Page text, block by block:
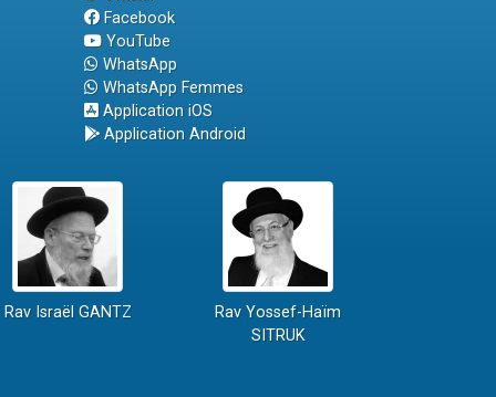
Facebook
YouTube
WhatsApp
WhatsApp Femmes
Application iOS
Application Android
Rav Israël GANTZ
Rav Yossef-Haïm
SITRUK